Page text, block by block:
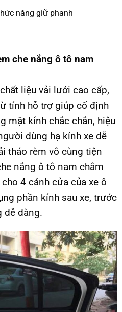
năng giữ phanh
che nắng ô tô nam
liệu vải lưới cao cấp,
tính hỗ trợ giúp cố định
mặt kính chắc chắn, hiệu
dùng hạ kính xe dễ
tháo rèm vô cùng tiện
nắng ô tô nam châm
4 cánh cửa của xe ô
phần kính sau xe, trước
dễ dàng.